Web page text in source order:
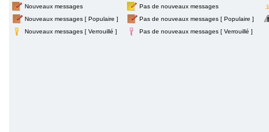
Nouveaux messages
Pas de nouveaux messages
Nouveaux messages [ Populaire ]
Pas de nouveaux messages [ Populaire ]
Nouveaux messages [ Verrouillé ]
Pas de nouveaux messages [ Verrouillé ]